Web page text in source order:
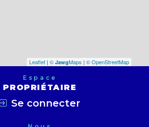
Leaflet | © JawgMaps | © OpenStreetMap
Espace
PROPRIÉTAIRE
Se connecter